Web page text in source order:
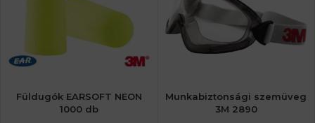
Füldugók EARSOFT NEON
1000 db
Munkabiztonsági szemüveg
3M 2890